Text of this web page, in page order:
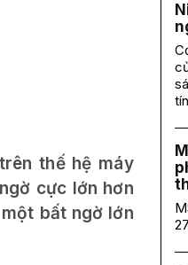
thế hệ máy
cực lớn hơn
bất ngờ lớn